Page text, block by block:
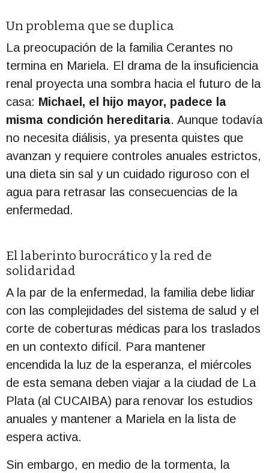
Un problema que se duplica
La preocupación de la familia Cerantes no
termina en Mariela. El drama de la insuficiencia
renal proyecta una sombra hacia el futuro de la
casa: Michael, el hijo mayor, padece la
misma condición hereditaria. Aunque todavía
no necesita diálisis, ya presenta quistes que
avanzan y requiere controles anuales estrictos,
una dieta sin sal y un cuidado riguroso con el
agua para retrasar las consecuencias de la
enfermedad.
El laberinto burocrático y la red de
solidaridad
A la par de la enfermedad, la familia debe lidiar
con las complejidades del sistema de salud y el
corte de coberturas médicas para los traslados
en un contexto difícil . Para mantener
encendida la luz de la esperanza, el miércoles
de esta semana deben viajar a la ciudad de La
Plata (al CUCAIBA) para renovar los estudios
anuales y mantener a Mariela en la lista de
espera activa.
Sin embargo, en medio de la tormenta, la